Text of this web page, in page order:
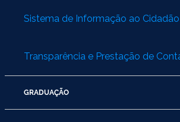
Secretaria-Geral da Presidência da República
Advocacia-Geral da União
Sistema de Informação ao Cidadão
Transparência e Prestação de
GRADUAÇÃO